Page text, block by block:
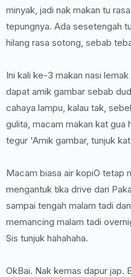
minyak, jadi nak makan tu
tepungnya. Ada sesetengah
hilang rasa sotong, sebab
Ini kali ke-3 makan nasi
dapat amik gambar sebab
cahaya lampu, kalau tak,
gulita, macam makan kat gua
tegur 'Amik gambar, tunjuk
Macam biasa air kopiO tetap
mengantuk tika drive dari
sampai tengah malam tadi
memancing malam tadi
Sis tunjuk hahahaha.
OkBai. Nak kemas dapur jap.